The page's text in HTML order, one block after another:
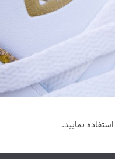
استفاده نمایید.